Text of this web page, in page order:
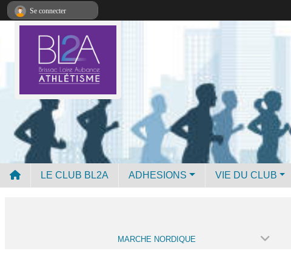
LE CLUB BL2A ADHESIONS VIE DU CLUB
MARCHE NORDIQUE
Se connecter
Panneau de gestion des cookies